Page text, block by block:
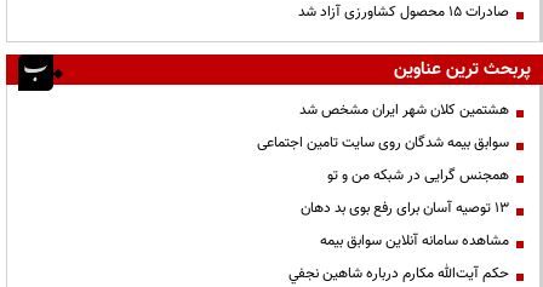
صادرات ۱۵ محصول کشاورزی آزاد شد
پربحث ترین عناوین
هشتمین کلان شهر ایران مشخص شد
سوابق بیمه شدگان روی سایت تامین اجتماعی
همجنس گرایی در شبکه من و تو
13 توصیه آسان برای رفع بوی بد دهان
مشاهده سامانه آنلاين سوابق بیمه
حكم آيت‌الله مكارم درباره شاهين نجفي